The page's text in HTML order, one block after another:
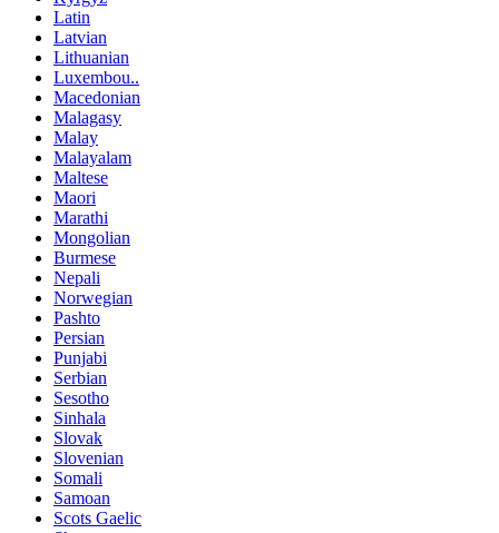
Latin
Latvian
Lithuanian
Luxembou..
Macedonian
Malagasy
Malay
Malayalam
Maltese
Maori
Marathi
Mongolian
Burmese
Nepali
Norwegian
Pashto
Persian
Punjabi
Serbian
Sesotho
Sinhala
Slovak
Slovenian
Somali
Samoan
Scots Gaelic